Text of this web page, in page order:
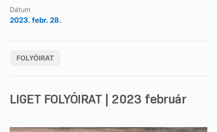
Dátum
2023. febr. 28.
FOLYÓIRAT
LIGET FOLYÓIRAT | 2023 február